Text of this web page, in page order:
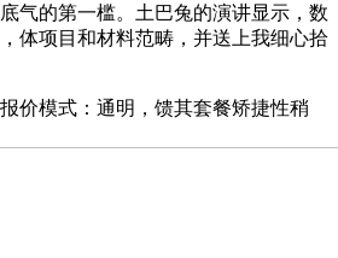
气的第一槛。土巴兔的演讲显示，数
体项目和材料范畴，并送上我细心拾
模式：通明，馈其套餐矫捷性稍